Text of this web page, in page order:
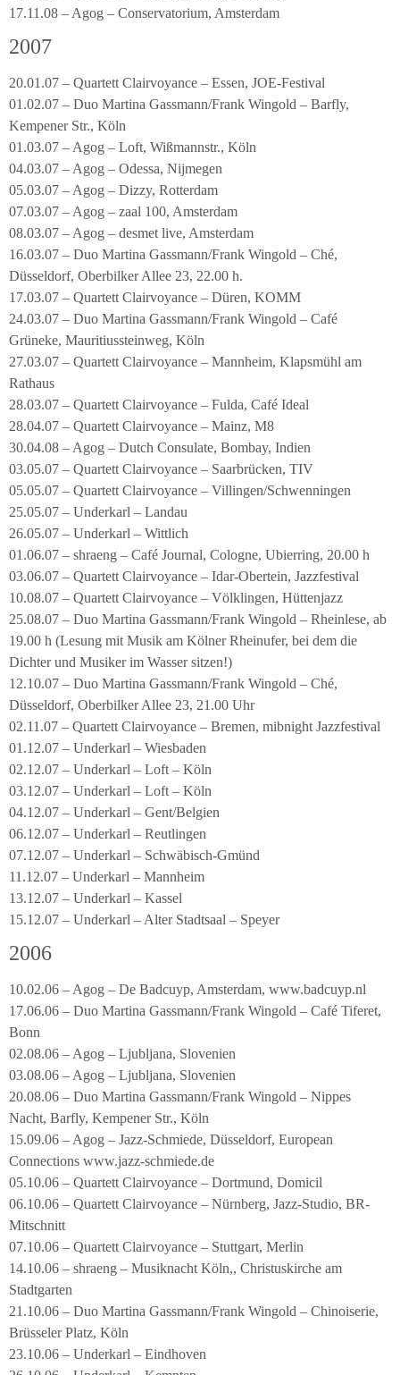
17.11.08 – Agog – Conservatorium, Amsterdam
2007
20.01.07 – Quartett Clairvoyance – Essen, JOE-Festival
01.02.07 – Duo Martina Gassmann/Frank Wingold – Barfly,
Kempener Str., Köln
01.03.07 – Agog – Loft, Wißmannstr., Köln
04.03.07 – Agog – Odessa, Nijmegen
05.03.07 – Agog – Dizzy, Rotterdam
07.03.07 – Agog – zaal 100, Amsterdam
08.03.07 – Agog – desmet live, Amsterdam
16.03.07 – Duo Martina Gassmann/Frank Wingold – Ché,
Düsseldorf, Oberbilker Allee 23, 22.00 h.
17.03.07 – Quartett Clairvoyance – Düren, KOMM
24.03.07 – Duo Martina Gassmann/Frank Wingold – Café
Grüneke, Mauritiussteinweg, Köln
27.03.07 – Quartett Clairvoyance – Mannheim, Klapsmühl am
Rathaus
28.03.07 – Quartett Clairvoyance – Fulda, Café Ideal
28.04.07 – Quartett Clairvoyance – Mainz, M8
30.04.08 – Agog – Dutch Consulate, Bombay, Indien
03.05.07 – Quartett Clairvoyance – Saarbrücken, TIV
05.05.07 – Quartett Clairvoyance – Villingen/Schwenningen
25.05.07 – Underkarl – Landau
26.05.07 – Underkarl – Wittlich
01.06.07 – shraeng – Café Journal, Cologne, Ubierring, 20.00 h
03.06.07 – Quartett Clairvoyance – Idar-Obertein, Jazzfestival
10.08.07 – Quartett Clairvoyance – Völklingen, Hüttenjazz
25.08.07 – Duo Martina Gassmann/Frank Wingold – Rheinlese, ab
19.00 h (Lesung mit Musik am Kölner Rheinufer, bei dem die
Dichter und Musiker im Wasser sitzen!)
12.10.07 – Duo Martina Gassmann/Frank Wingold – Ché,
Düsseldorf, Oberbilker Allee 23, 21.00 Uhr
02.11.07 – Quartett Clairvoyance – Bremen, mibnight Jazzfestival
01.12.07 – Underkarl – Wiesbaden
02.12.07 – Underkarl – Loft – Köln
03.12.07 – Underkarl – Loft – Köln
04.12.07 – Underkarl – Gent/Belgien
06.12.07 – Underkarl – Reutlingen
07.12.07 – Underkarl – Schwäbisch-Gmünd
11.12.07 – Underkarl – Mannheim
13.12.07 – Underkarl – Kassel
15.12.07 – Underkarl – Alter Stadtsaal – Speyer
2006
10.02.06 – Agog – De Badcuyp, Amsterdam, www.badcuyp.nl
17.06.06 – Duo Martina Gassmann/Frank Wingold – Café Tiferet,
Bonn
02.08.06 – Agog – Ljubljana, Slovenien
03.08.06 – Agog – Ljubljana, Slovenien
20.08.06 – Duo Martina Gassmann/Frank Wingold – Nippes
Nacht, Barfly, Kempener Str., Köln
15.09.06 – Agog – Jazz-Schmiede, Düsseldorf, European
Connections www.jazz-schmiede.de
05.10.06 – Quartett Clairvoyance – Dortmund, Domicil
06.10.06 – Quartett Clairvoyance – Nürnberg, Jazz-Studio, BR-
Mitschnitt
07.10.06 – Quartett Clairvoyance – Stuttgart, Merlin
14.10.06 – shraeng – Musiknacht Köln,, Christuskirche am
Stadtgarten
21.10.06 – Duo Martina Gassmann/Frank Wingold – Chinoiserie,
Brüsseler Platz, Köln
23.10.06 – Underkarl – Eindhoven